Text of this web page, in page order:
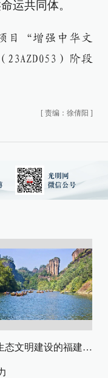
运共同体。
目“增强中华文
）阶段
[ 责编：徐倩阳 ]
数字生态文明建设的福建路径与启示